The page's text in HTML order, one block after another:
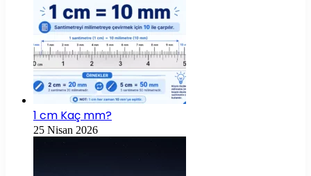
1 cm Kaç mm?
25 Nisan 2026